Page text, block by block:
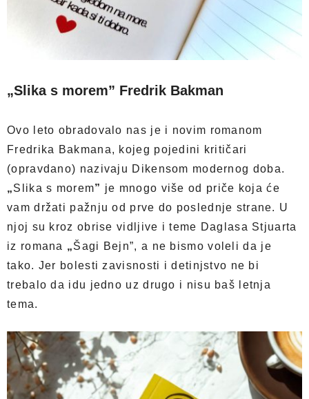
„Slika s morem” Fredrik Bakman
Ovo leto obradovalo nas je i novim romanom
Fredrika Bakmana, kojeg pojedini kritičari
(opravdano) nazivaju Dikensom modernog doba.
„Slika s morem” je mnogo više od priče koja će
vam držati pažnju od prve do poslednje strane. U
njoj su kroz obrise vidljive i teme Daglasa Stjuarta
iz romana „Šagi Bejn”, a ne bismo voleli da je
tako. Jer bolesti zavisnosti i detinjstvo ne bi
trebalo da idu jedno uz drugo i nisu baš letnja
tema.